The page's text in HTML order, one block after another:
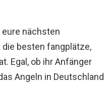
nächsten
besten fangplätze,
Egal, ob ihr Anfänger
Angeln in Deutschland